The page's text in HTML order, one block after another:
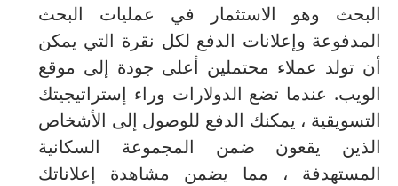
البحث وهو الاستثمار في عمليات البحث
المدفوعة وإعلانات الدفع لكل نقرة التي يمكن
أن تولد عملاء محتملين أعلى جودة إلى موقع
الويب. عندما تضع الدولارات وراء إستراتيجيتك
التسويقية ، يمكنك الدفع للوصول إلى الأشخاص
الذين يقعون ضمن المجموعة السكانية
المستهدفة ، مما يضمن مشاهدة إعلاناتك